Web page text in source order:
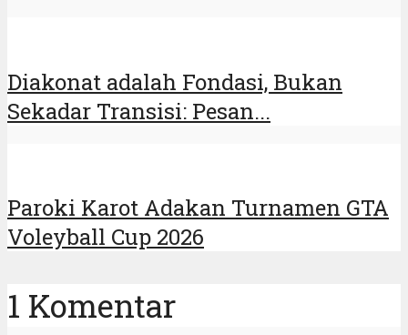
Diakonat adalah Fondasi, Bukan
Sekadar Transisi: Pesan...
Paroki Karot Adakan Turnamen GTA
Voleyball Cup 2026
1 Komentar